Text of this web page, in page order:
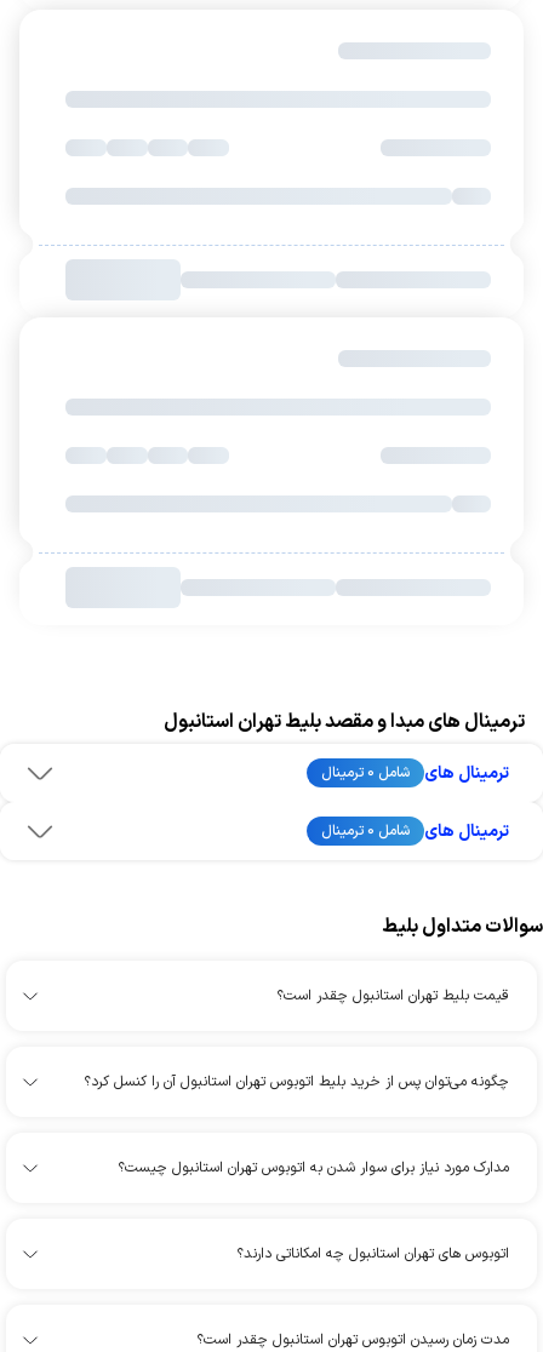
ترمینال های مبدا و مقصد بلیط تهران استانبول
ترمینال های شامل 0 ترمینال
ترمینال های شامل 0 ترمینال
سوالات متداول بلیط
قیمت بلیط تهران استانبول چقدر است؟
چگونه می‌توان پس از خرید بلیط اتوبوس تهران استانبول آن را کنسل کرد؟
مدارک مورد نیاز برای سوار شدن به اتوبوس تهران استانبول چیست؟
اتوبوس های تهران استانبول چه امکاناتی دارند؟
مدت زمان رسیدن اتوبوس تهران استانبول چقدر است؟